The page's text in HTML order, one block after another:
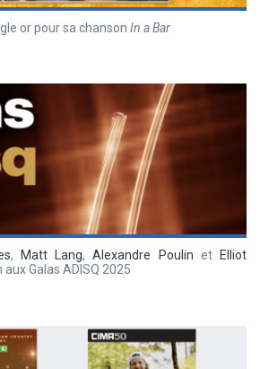
or pour sa chanson In a Bar
, Matt Lang,Alexandre Poulin et
Elliot
Galas ADISQ 2025